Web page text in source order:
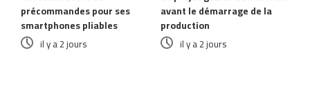
précommandes pour ses
smartphones pliables
il y a 2 jours
avant le démarrage de la
production
il y a 2 jours